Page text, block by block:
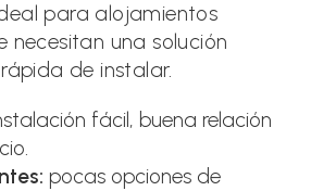
para alojamientos
necesitan una solución
de instalar.
fácil, buena relación
pocas opciones de